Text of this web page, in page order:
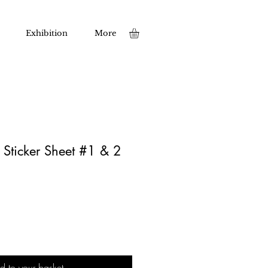
Exhibition More
Sheet #1 & 2